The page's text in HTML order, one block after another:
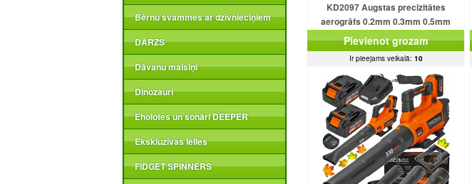
Bērnu švammes ar dzīvnieciņiem
DĀRZS
Dāvanu maisiņi
Dinozauri
Eholotes un sonāri DEEPER
Ekskluzīvas lelles
FIDGET SPINNERS
KD2097 Augstas precizitātes
aerogrāfs 0.2mm 0.3mm 0.5mm
Pievienot grozam
Ir pieejams veikalā: 10